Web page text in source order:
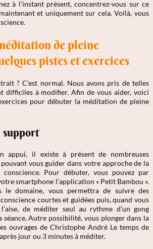
à l’instant présent, concentrez-vous sur ce
et uniquement sur cela. Voilà, vous
de pleine
pistes et exercices
? C’est normal. Nous avons pris de telles
difficiles à modifier. Afin de vous aider, voici
pour débuter la méditation de pleine
support
appui, il existe à présent de nombreuses
vous guider dans votre approche de la
Pour débuter, vous pouvez par
smartphone l’application « Petit Bambou ».
le domaine, vous permettra de suivre des
courtes et guidées puis, quand vous
de méditer seul au rythme d’un gong
Autre possibilité, vous plonger dans la
ouvrages de Christophe André Le temps de
jour ou 3 minutes à méditer.